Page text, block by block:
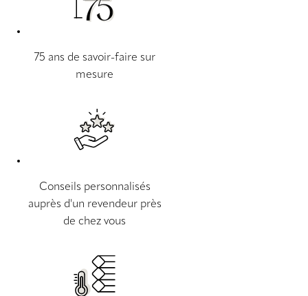
75 ans de savoir-faire sur
mesure
Conseils personnalisés
auprès d'un revendeur près
de chez vous